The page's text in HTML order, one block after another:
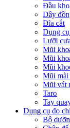
Đầu
Dây
Đĩa cắt
Dụng
Lưỡi cưa
Mũi
Mũi
Mũi
Mũi
Mũi vát
Taro
Tay
Dụng cụ đo
Bộ